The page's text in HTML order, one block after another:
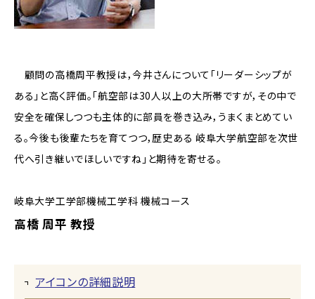
顧問の高橋周平教授は，今井さんについて「リーダーシップが
ある」と高く評価。「航空部は30人以上の大所帯ですが，その中で
安全を確保しつつも主体的に部員を巻き込み，うまくまとめてい
る。今後も後輩たちを育てつつ，歴史ある 岐阜大学航空部を次世
代へ引き継いでほしいですね」と期待を寄せる。
岐阜大学工学部機械工学科 機械コース
高橋 周平 教授
アイコンの詳細説明